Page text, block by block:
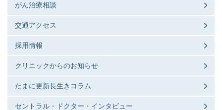
がん治療相談
交通アクセス
採用情報
クリニックからのお知らせ
たまに更新長生きコラム
セントラル・ドクター・インタビュー